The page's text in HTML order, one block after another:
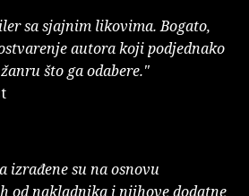
sa sjajnim likovima. Bogato,
autora koji podjednako
što ga odabere."
izrađene su na osnovu
od nakladnika i njihove dodatne